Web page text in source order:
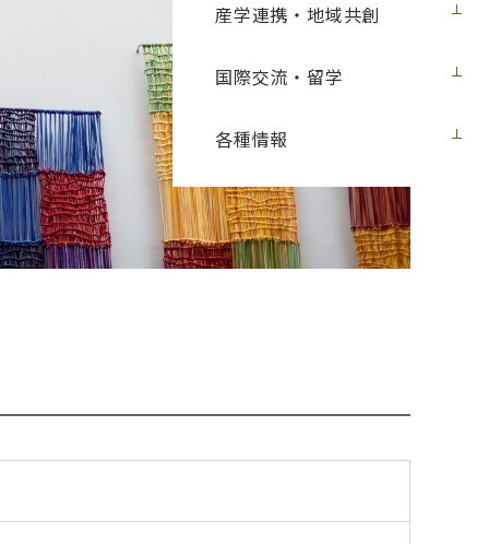
産学連携・地域共創
国際交流・留学
各種情報